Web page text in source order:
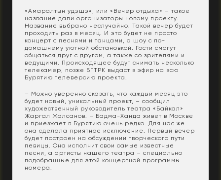
«Амаралтын удэшэ», или «Вечер отдыха» – такое
название дали организаторы новому проекту.
Название выбрано неслучайно. Такой вечер будет
проходить раз в месяц. И это будет не просто
концерт с песнями и танцами, а шоу с по-
домашнему уютной обстановкой. Гости смогут
общаться друг с другом, а также со зрителями и
ведущими. Происходящее будут снимать несколько
телекамер, позже БГТРК выдаст в эфир на всю
Бурятию телеверсию проекта.
– Можно уверенно сказать, что каждый месяц это
будет новый, уникальный проект, – сообщил
художественный руководитель театра «Байкал»
Жаргал Жалсанов. – Бадма-Ханда живет в Москве
и приезжает в Бурятию очень редко. Для нас же
она сделала приятное исключение. Первый вечер
будет построен на обсуждении творческого пути
певицы. Она исполнит свои самые известные
песни, а артисты нашего театра – специально
подобранные для этой концертной программы
номера.